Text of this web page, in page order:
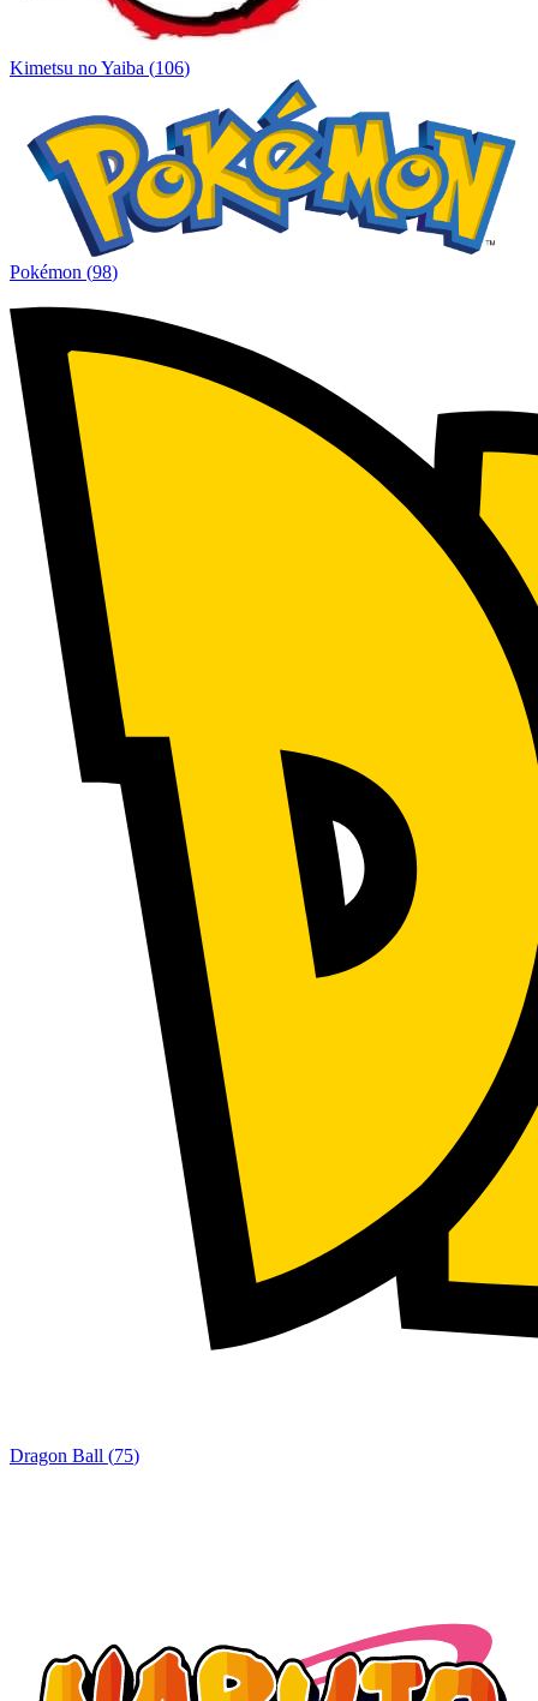
Kimetsu no Yaiba (106)
Pokémon (98)
Dragon Ball (75)